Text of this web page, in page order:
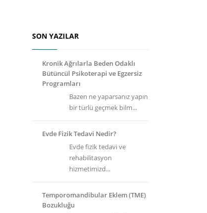
SON YAZILAR
Kronik Ağrılarla Beden Odaklı
Bütüncül Psikoterapi ve Egzersiz
Programları
Bazen ne yaparsanız yapın
bir türlü geçmek bilm...
Evde Fizik Tedavi Nedir?
Evde fizik tedavi ve
rehabilitasyon
hizmetimizd...
Temporomandibular Eklem (TME)
Bozukluğu